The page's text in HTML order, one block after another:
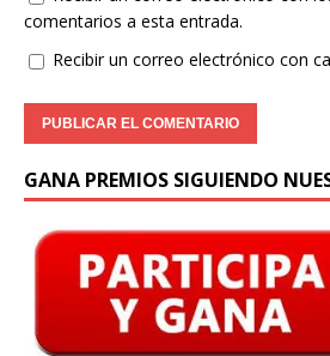
comentarios a esta entrada.
Recibir un correo electrónico con
GANA PREMIOS SIGUIENDO